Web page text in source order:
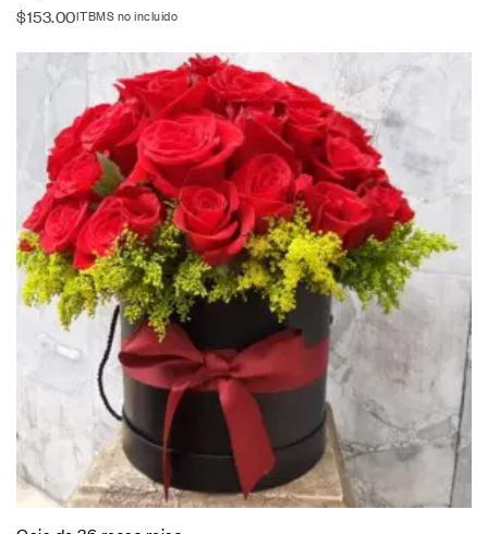
$153.00ITBMS no incluido